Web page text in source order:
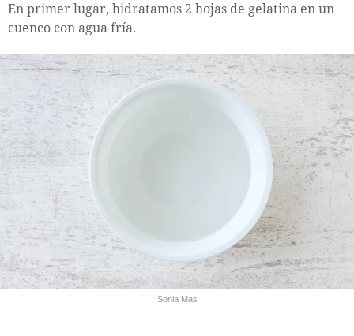
En primer lugar, hidratamos 2 hojas de gelatina en un
cuenco con agua fría.
Sonia Mas